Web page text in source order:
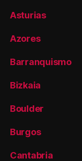
Asturias
Azores
Barranquismo
Bizkaia
Boulder
Burgos
Cantabria